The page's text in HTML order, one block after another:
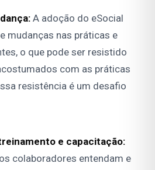
A adoção do eSocial
mudanças nas práticas e
o que pode ser resistido
com as práticas
resistência é um desafio
e capacitação:
colaboradores entendam e